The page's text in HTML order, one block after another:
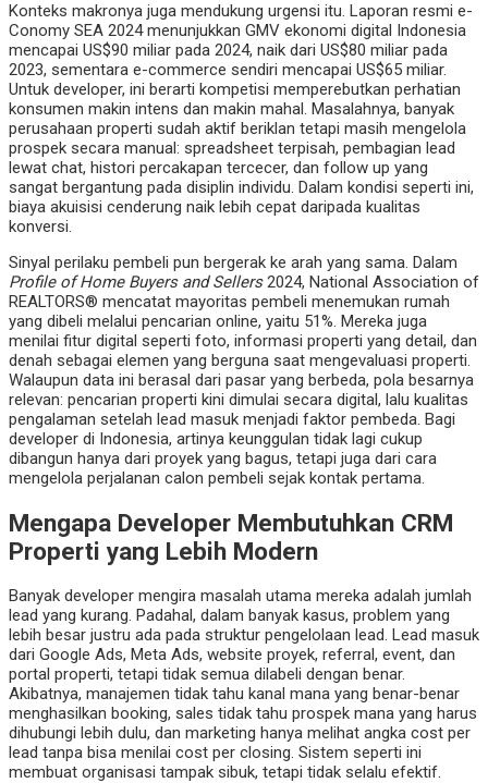
Konteks makronya juga mendukung urgensi itu. Laporan resmi e-
Conomy SEA 2024 menunjukkan GMV ekonomi digital Indonesia
mencapai US$90 miliar pada 2024, naik dari US$80 miliar pada
2023, sementara e-commerce sendiri mencapai US$65 miliar.
Untuk developer, ini berarti kompetisi memperebutkan perhatian
konsumen makin intens dan makin mahal. Masalahnya, banyak
perusahaan properti sudah aktif beriklan tetapi masih mengelola
prospek secara manual: spreadsheet terpisah, pembagian lead
lewat chat, histori percakapan tercecer, dan follow up yang
sangat bergantung pada disiplin individu. Dalam kondisi seperti ini,
biaya akuisisi cenderung naik lebih cepat daripada kualitas
konversi.
Sinyal perilaku pembeli pun bergerak ke arah yang sama. Dalam
Profile of Home Buyers and Sellers2024, National Association of
REALTORS® mencatat mayoritas pembeli menemukan rumah
yang dibeli melalui pencarian online, yaitu 51%. Mereka juga
menilai fitur digital seperti foto, informasi properti yang detail, dan
denah sebagai elemen yang berguna saat mengevaluasi properti.
Walaupun data ini berasal dari pasar yang berbeda, pola besarnya
relevan: pencarian properti kini dimulai secara digital, lalu kualitas
pengalaman setelah lead masuk menjadi faktor pembeda. Bagi
developer di Indonesia, artinya keunggulan tidak lagi cukup
dibangun hanya dari proyek yang bagus, tetapi juga dari cara
mengelola perjalanan calon pembeli sejak kontak pertama.
Mengapa Developer Membutuhkan CRM
Properti yang Lebih Modern
Banyak developer mengira masalah utama mereka adalah jumlah
lead yang kurang. Padahal, dalam banyak kasus, problem yang
lebih besar justru ada pada struktur pengelolaan lead. Lead masuk
dari Google Ads, Meta Ads, website proyek, referral, event, dan
portal properti, tetapi tidak semua dilabeli dengan benar.
Akibatnya, manajemen tidak tahu kanal mana yang benar-benar
menghasilkan booking, sales tidak tahu prospek mana yang harus
dihubungi lebih dulu, dan marketing hanya melihat angka cost per
lead tanpa bisa menilai cost per closing. Sistem seperti ini
membuat organisasi tampak sibuk, tetapi tidak selalu efektif.